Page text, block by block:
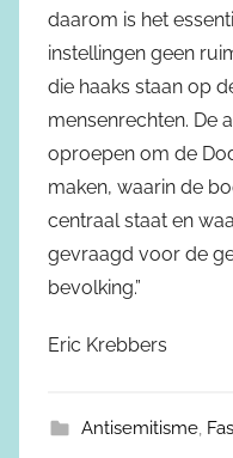
daarom is het
instellingen geen
die haaks staan op
mensenrechten. De
oproepen om de
maken, waarin de
centraal staat en
gevraagd voor de
bevolking.”
Eric Krebbers
Antisemitisme,